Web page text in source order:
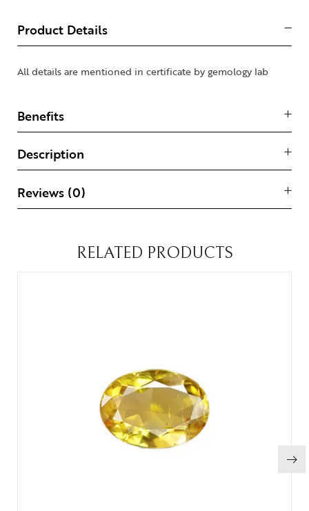
Product Details
All details are mentioned in certificate by gemology lab
Benefits
Description
Reviews (0)
RELATED PRODUCTS